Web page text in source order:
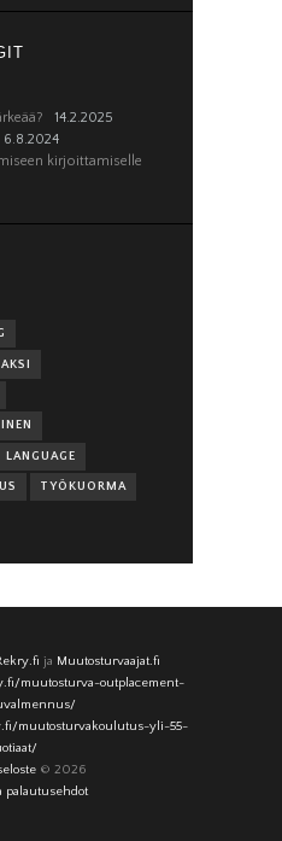
14.2.2025
6.8.2024
kirjoittamiselle
LANGUAGE
TYÖKUORMA
ja Muutosturvaajat.fi
muutosturva-outplacement-
muutosturvakoulutus-yli-55-
© 2026
palautusehdot